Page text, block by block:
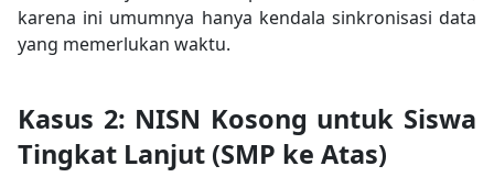
karena ini umumnya hanya kendala sinkronisasi data
yang memerlukan waktu.
Kasus 2: NISN Kosong untuk Siswa
Tingkat Lanjut (SMP ke Atas)